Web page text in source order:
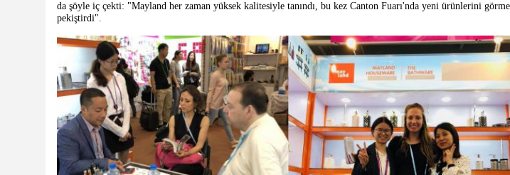
da şöyle iç çekti: "Mayland her zaman yüksek kalitesiyle tanındı, bu kez Canton Fuarı'nda yeni ürünlerini
pekiştirdi".